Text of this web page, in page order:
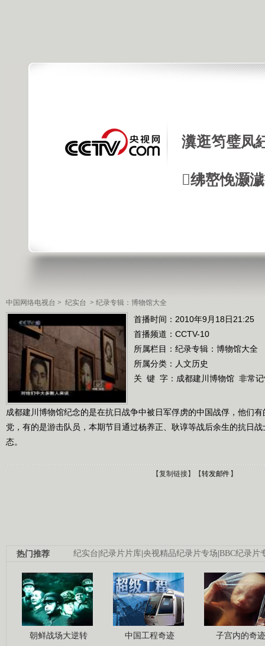
瀵逛笉璧凤
绋嶅悗灏
中国网络电视台 > 纪实台 > 纪录专辑：博物馆大全
首播时间：2010年9月18日21:25
首播频道： CCTV-10
所属栏目： 纪录专辑：博物馆大全
所属分类：人文历史
关 键 字： 成都建川博物馆 非常
成都建川博物馆纪念的是在抗日战争中被日军俘虏的中国战俘，他们
党，有的是游击队员，本期节目通过杨养正、耿谆等战后余生的抗日
态。
【复制链接】【转发邮件】
纪实台|纪录片片库|央视精品纪录片专场|BBC纪录片
热门推荐
朝鲜战场大逆转 中国工程奇迹 子宫内的奇迹